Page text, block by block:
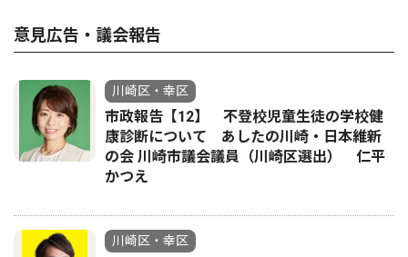
意見広告・議会報告
川崎区・幸区
市政報告【12】 不登校児童生徒の学校健
康診断について あしたの川崎・日本維新
の会 川崎市議会議員（川崎区選出） 仁平
かつえ
川崎区・幸区